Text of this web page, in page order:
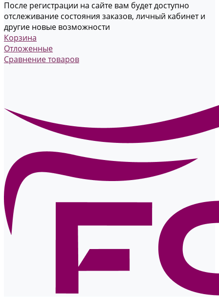
После регистрации на сайте вам будет доступно
отслеживание состояния заказов, личный кабинет и
другие новые возможности
Корзина
Отложенные
Сравнение товаров